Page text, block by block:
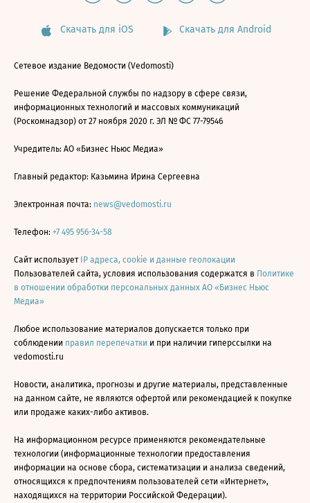
Скачать для iOS Скачать для Android
Сетевое издание Ведомости (Vedomosti)
Решение Федеральной службы по надзору в сфере связи,
информационных технологий и массовых коммуникаций
(Роскомнадзор) от 27 ноября 2020 г. ЭЛ № ФС 77-79546
Учредитель: АО «Бизнес Ньюс Медиа»
Главный редактор: Казьмина Ирина Сергеевна
Электронная почта: news@vedomosti.ru
Телефон: +7 495 956-34-58
Сайт использует IP адреса, cookie и данные геолокации
Пользователей сайта, условия использования содержатся в Политике
в отношении обработки персональных данных АО «Бизнес Ньюс
Медиа»
Любое использование материалов допускается только при
соблюдении правил перепечатки и при наличии гиперссылки на
vedomosti.ru
Новости, аналитика, прогнозы и другие материалы, представленные
на данном сайте, не являются офертой или рекомендацией к покупке
или продаже каких-либо активов.
На информационном ресурсе применяются рекомендательные
технологии (информационные технологии предоставления
информации на основе сбора, систематизации и анализа сведений,
относящихся к предпочтениям пользователей сети «Интернет»,
находящихся на территории Российской Федерации).